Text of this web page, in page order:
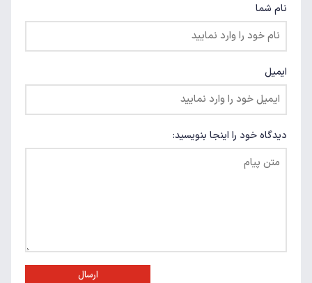
نام شما
ایمیل
دیدگاه خود را اینجا بنویسید:
ارسال